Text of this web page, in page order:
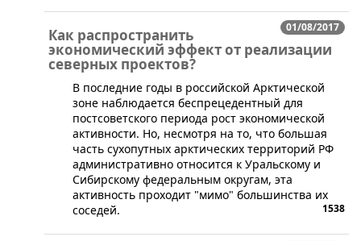
01/08/2017
Как распространить
экономический эффект от реализации
северных проектов?
​В последние годы в российской Арктической
зоне наблюдается беспрецедентный для
постсоветского периода рост экономической
активности. Но, несмотря на то, что большая
часть сухопутных арктических территорий РФ
административно относится к Уральскому и
Сибирскому федеральным округам, эта
активность проходит "мимо" большинства их
соседей.
1538